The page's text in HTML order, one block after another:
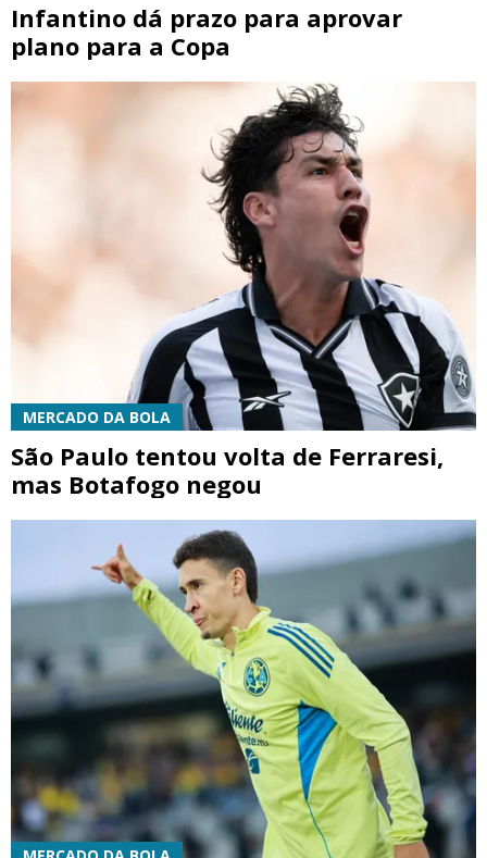
Infantino dá prazo para aprovar
plano para a Copa
MERCADO DA BOLA
São Paulo tentou volta de Ferraresi,
mas Botafogo negou